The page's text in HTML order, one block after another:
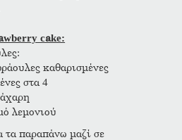
cake:
καθαρισμένες
στα 4
λεμονιού
τα παραπάνω μαζί σε